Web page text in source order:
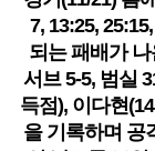
7, 13:25,
되는 패배가
서브 5-5, 범실
득점), 이다현
을 기록하며 공